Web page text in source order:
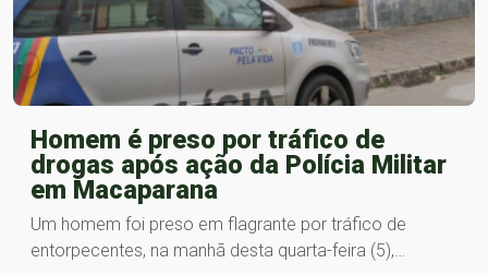
Homem é preso por tráfico de
drogas após ação da Polícia Militar
em Macaparana
Um homem foi preso em flagrante por tráfico de
entorpecentes, na manhã desta quarta-feira (5),…